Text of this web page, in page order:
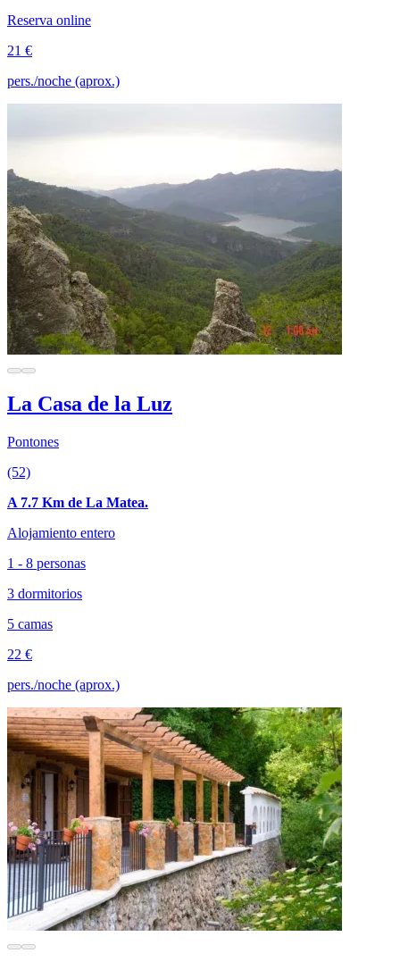
Reserva online
21 €
pers./noche (aprox.)
La Casa de la Luz
Pontones
(52)
A 7.7 Km de La Matea.
Alojamiento entero
1 - 8 personas
3 dormitorios
5 camas
22 €
pers./noche (aprox.)